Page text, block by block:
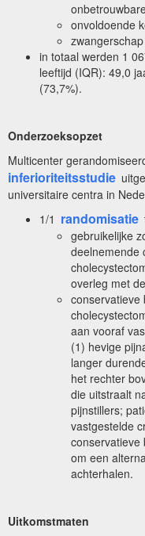
onvoldoende
zwangerschap
in totaal werden 1
leeftijd (IQR): 49,0
(73,7%).
Onderzoeksopzet
Multicenter
inferioriteitsstudie
universitaire centra in
1/1 randomisatie
gebruikelijke
deelnemende
overleg met
conservatieve
aan vooraf
(1) hevige
langer
het rechter
die uitstraalt
pijnstillers;
vastgestelde
conservatieve
om een
achterhalen.
Uitkomstmaten